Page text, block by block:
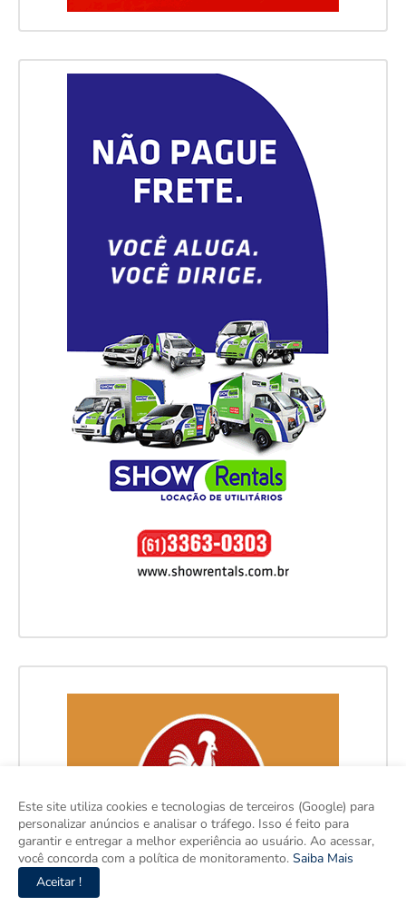
Este site utiliza cookies e tecnologias de terceiros (Google) para
personalizar anúncios e analisar o tráfego. Isso é feito para
garantir e entregar a melhor experiência ao usuário. Ao acessar,
você concorda com a política de monitoramento. Saiba Mais
Aceitar !